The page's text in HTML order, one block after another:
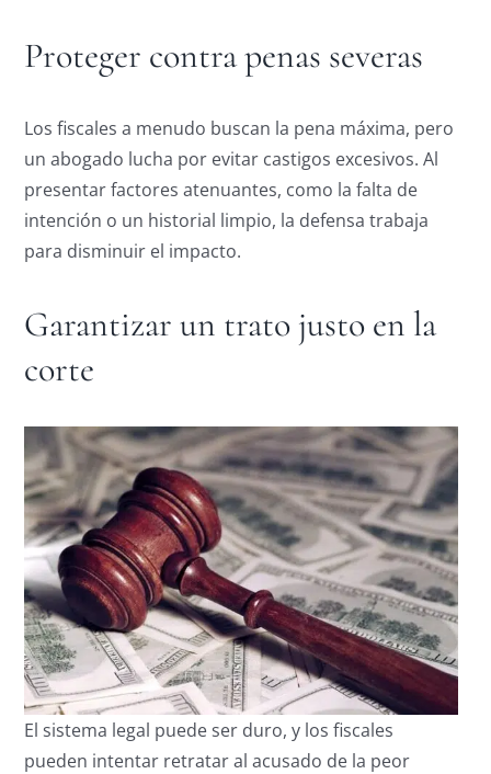
Proteger contra penas severas
Los fiscales a menudo buscan la pena máxima, pero
un abogado lucha por evitar castigos excesivos. Al
presentar factores atenuantes, como la falta de
intención o un historial limpio, la defensa trabaja
para disminuir el impacto.
Garantizar un trato justo en la
corte
El sistema legal puede ser duro, y los fiscales
pueden intentar retratar al acusado de la peor